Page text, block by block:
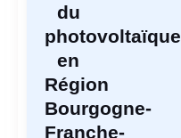
du
photovoltaïque
en
Région
Bourgogne-
Franche-